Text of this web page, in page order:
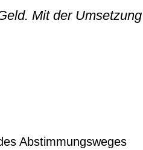
Mit der
Abstimmungsweges